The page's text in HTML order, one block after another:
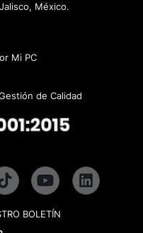
México.
Mi PC
de Calidad
BOLETÍN